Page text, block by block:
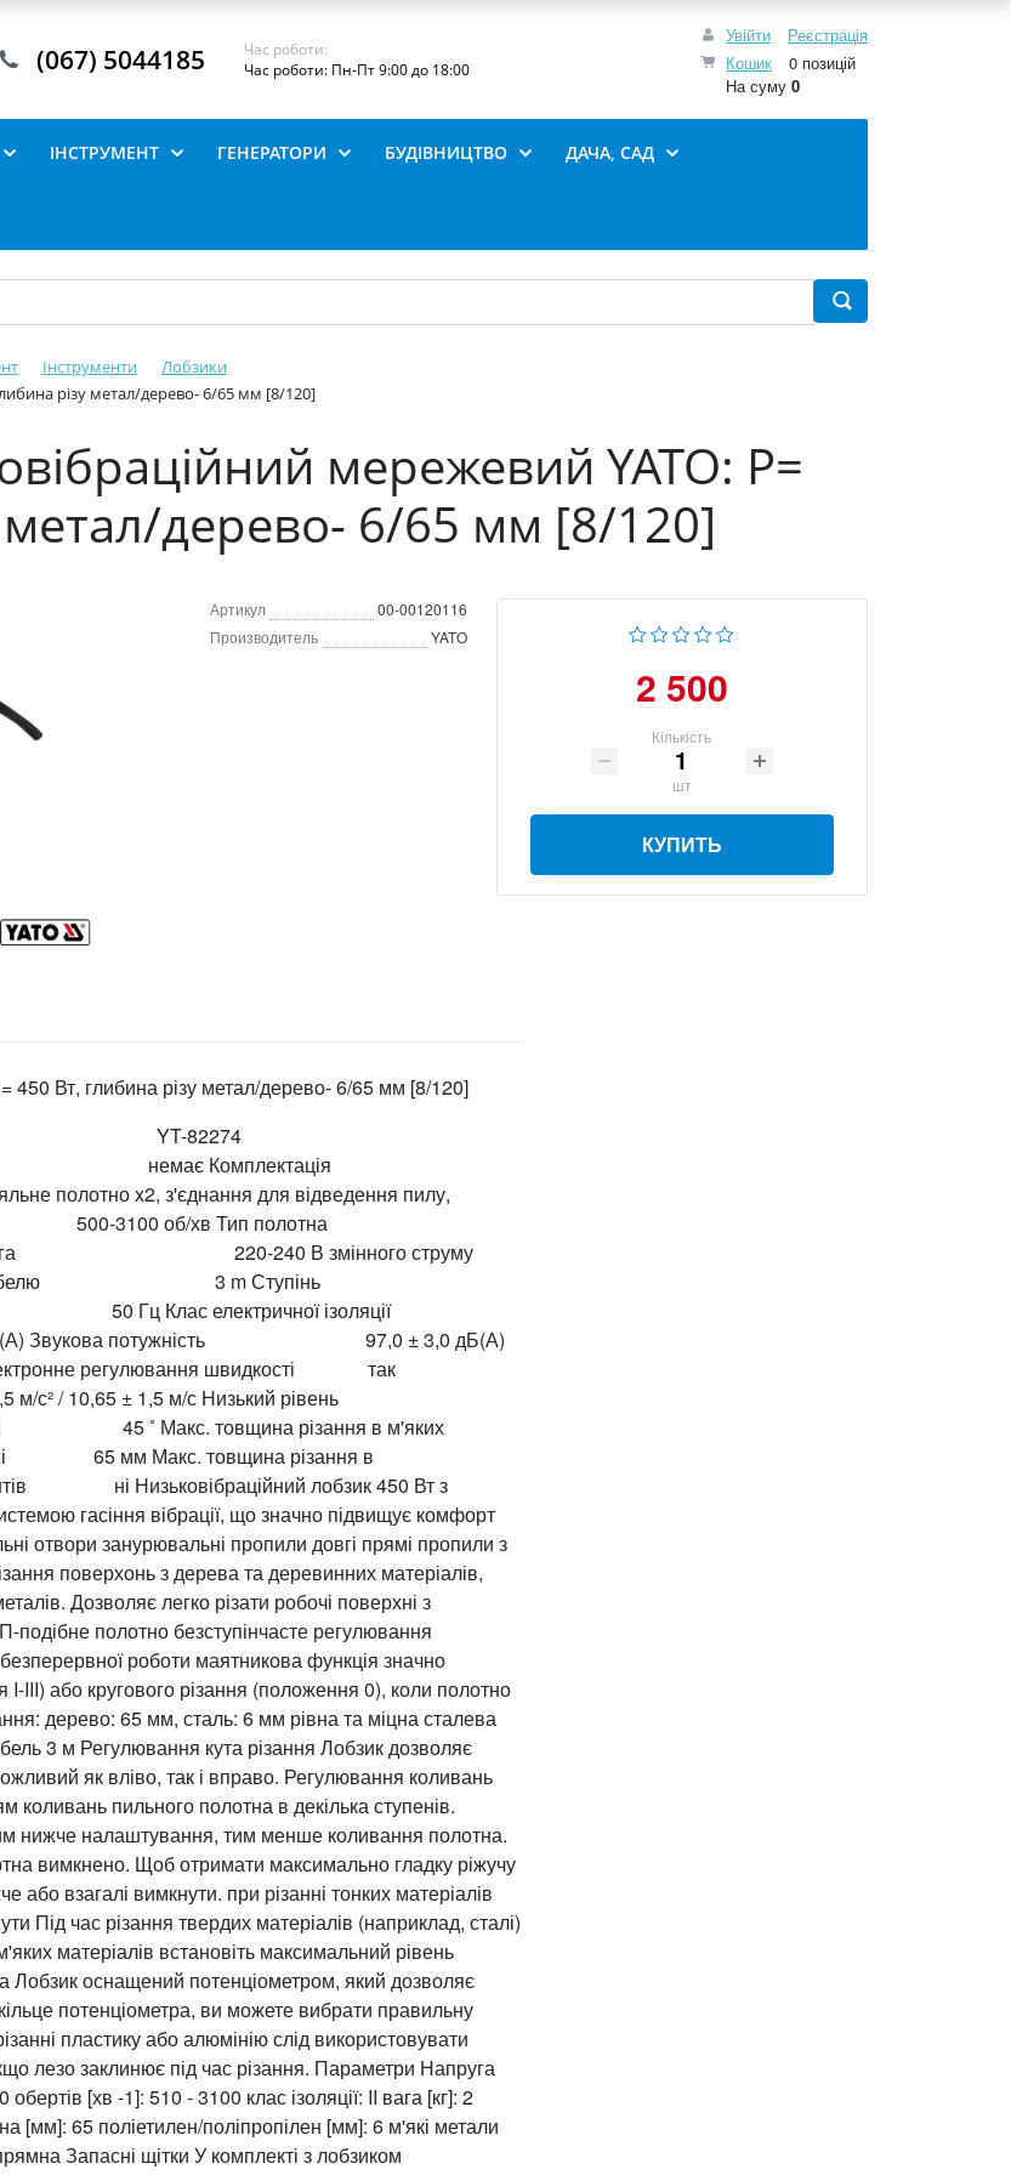
Увійти
Реєстрація
Кошик
0 позицій
На суму 0
(067) 5044185
Час роботи:
Час роботи: Пн-Пт 9:00 до 18:00
ІНСТРУМЕНТ ГЕНЕРАТОРИ БУДІВНИЦТВО ДАЧА, САД
Інструменти
Лобзики
різу метал/дерево- 6/65 мм [8/120]
мережевий YATO: P=
метал/дерево- 6/65 мм [8/120]
Артикул
00-00120116
Производитель
YATO
2 500
Кількість
шт
КУПИТЬ
450 Вт, глибина різу метал/дерево- 6/65 мм [8/120]
82274
Комплектація
x2, з'єднання для відведення пилу,
500-3100 об/хв Тип полотна
220-240 В змінного струму
3 m Ступінь
електричної ізоляції
Звукова потужність 97,0 ± 3,0 дБ(А)
регулювання швидкості так
± 1,5 м/с Низький рівень
45 ˚ Макс. товщина різання в м'яких
65 мм Макс. товщина різання в
ні Низьковібраційний лобзик 450 Вт з
гасіння вібрації, що значно підвищує комфорт
отвори занурювальні пропили довгі прямі пропили з
поверхонь з дерева та деревинних матеріалів,
Дозволяє легко різати робочі поверхні з
полотно безступінчасте регулювання
роботи маятникова функція значно
III) або кругового різання (положення 0), коли полотно
дерево: 65 мм, сталь: 6 мм рівна та міцна сталева
3 м Регулювання кута різання Лобзик дозволяє
як вліво, так і вправо. Регулювання коливань
пильного полотна в декілька ступенів.
нижче налаштування, тим менше коливання полотна.
вимкнено. Щоб отримати максимально гладку ріжучу
або взагалі вимкнути. при різанні тонких матеріалів
Під час різання твердих матеріалів (наприклад, сталі)
матеріалів встановіть максимальний рівень
Лобзик оснащений потенціометром, який дозволяє
потенціометра, ви можете вибрати правильну
пластику або алюмінію слід використовувати
лезо заклинює під час різання. Параметри Напруга
[хв -1]: 510 - 3100 клас ізоляції: II вага [кг]: 2
[мм]: 65 поліетилен/поліпропілен [мм]: 6 м'які метали
Запасні щітки У комплекті з лобзиком